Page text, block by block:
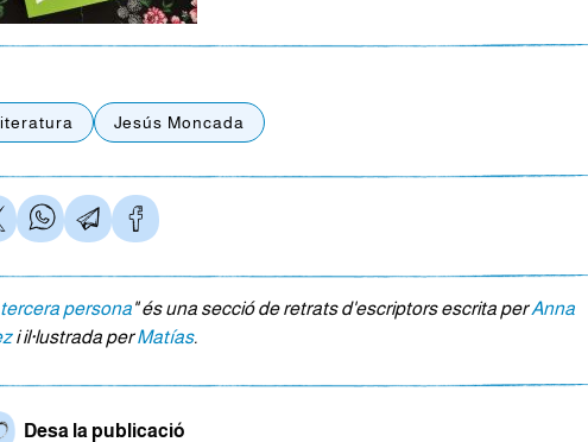
Jesús Moncada
persona" és una secció de retrats d'escriptors escrita perAnna
i il·lustrada perMatías.
Desa la publicació